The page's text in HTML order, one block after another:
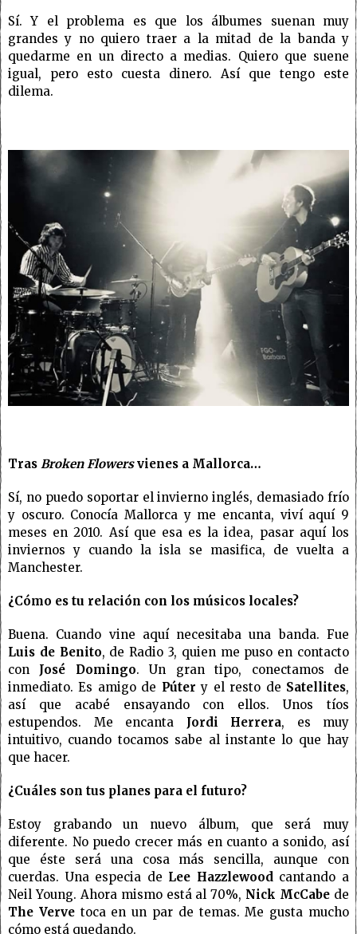
Sí. Y el problema es que los álbumes suenan muy
grandes y no quiero traer a la mitad de la banda y
quedarme en un directo a medias. Quiero que suene
igual, pero esto cuesta dinero. Así que tengo este
dilema.
Tras Broken Flowersvienes a Mallorca…
Sí, no puedo soportar el invierno inglés, demasiado frío
y oscuro. Conocía Mallorca y me encanta, viví aquí 9
meses en 2010. Así que esa es la idea, pasar aquí los
inviernos y cuando la isla se masifica, de vuelta a
Manchester.
¿Cómo es tu relación con los músicos locales?
Buena. Cuando vine aquí necesitaba una banda. Fue
Luis de Benito, de Radio 3, quien me puso en contacto
con José Domingo. Un gran tipo, conectamos de
inmediato. Es amigo de Púter y el resto de Satellites,
así que acabé ensayando con ellos. Unos tíos
estupendos. Me encanta Jordi Herrera, es muy
intuitivo, cuando tocamos sabe al instante lo que hay
que hacer.
¿Cuáles son tus planes para el futuro?
Estoy grabando un nuevo álbum, que será muy
diferente. No puedo crecer más en cuanto a sonido, así
que éste será una cosa más sencilla, aunque con
cuerdas. Una especia de Lee Hazzlewood cantando a
Neil Young. Ahora mismo está al 70%, Nick McCabe de
The Vervetoca en un par de temas. Me gusta mucho
cómo está quedando.